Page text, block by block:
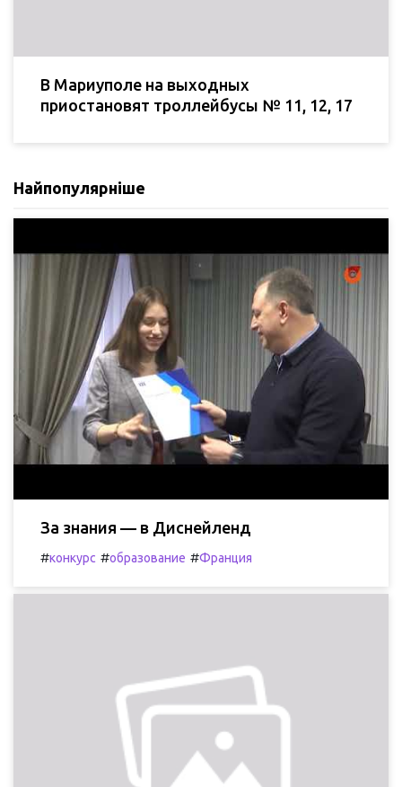
В Мариуполе на выходных
приостановят троллейбусы № 11, 12, 17
Найпопулярніше
За знания — в Диснейленд
#конкурс #образование #Франция